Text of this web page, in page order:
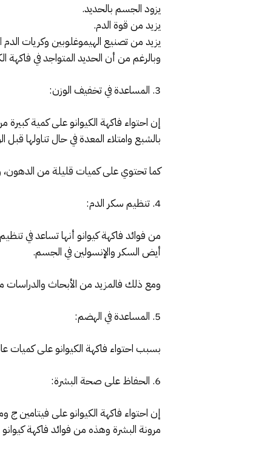
يزود الجسم بالحديد.
يزيد من قوة الدم.
يزيد من تصنيع الهيموغلوبين وكريات الدم
وبالرغم من أن الحديد المتواجد في
3. المساعدة في تخفيف الوزن:
بالشبع وامتلاء المعدة في حال تناولها قبل
كما تحتوي على كميات قليلة من الدهون،
4. تنظيم سكر الدم:
من فوائد فاكهة كيوانو أنها تساعد في
أيض السكر والإنسولين في الجسم.
ومع ذلك فالمزيد من الأبحاث والدراسات
5. المساعدة في الهضم:
بسبب احتواء فاكهة الكيوانو على كميات
6. الحفاظ على صحة البشرة:
إن احتواء فاكهة الكيوانو على فيتامين
مرونة البشرة وهذه من فوائد فاكهة